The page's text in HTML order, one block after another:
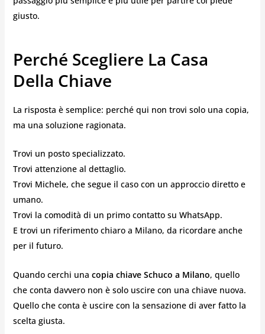
giusto.
Perché Scegliere La Casa
Della Chiave
La risposta è semplice: perché qui non trovi solo una copia,
ma una soluzione ragionata.
Trovi un posto specializzato.
Trovi attenzione al dettaglio.
Trovi Michele, che segue il caso con un approccio diretto e
umano.
Trovi la comodità di un primo contatto su WhatsApp.
E trovi un riferimento chiaro a Milano, da ricordare anche
per il futuro.
Quando cerchi una copia chiave Schuco a Milano, quello
che conta davvero non è solo uscire con una chiave nuova.
Quello che conta è uscire con la sensazione di aver fatto la
scelta giusta.